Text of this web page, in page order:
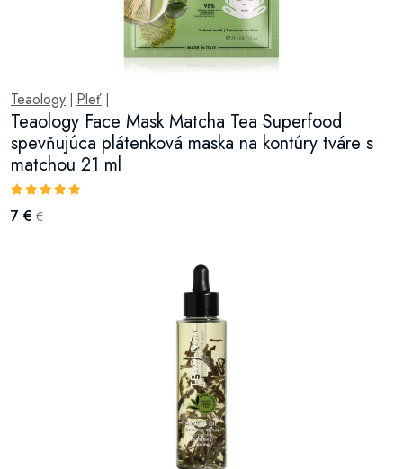
Teaology Pleť
Teaology Face Mask Matcha Tea Superfood
spevňujúca plátenková maska na kontúry tváre s
matchou 21 ml
7 € €